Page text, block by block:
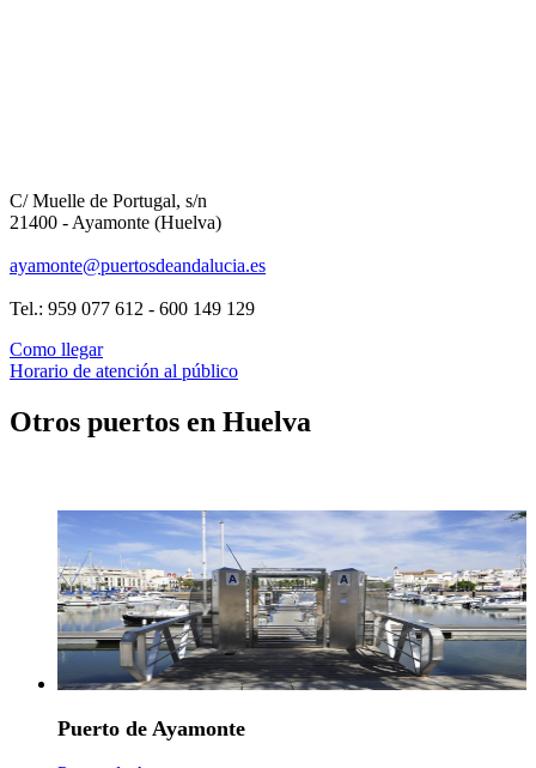
C/ Muelle de Portugal, s/n
21400 - Ayamonte (Huelva)
ayamonte@puertosdeandalucia.es
Tel.: 959 077 612 - 600 149 129
Como llegar
Horario de atención al público
Otros puertos en Huelva
Puerto de Ayamonte